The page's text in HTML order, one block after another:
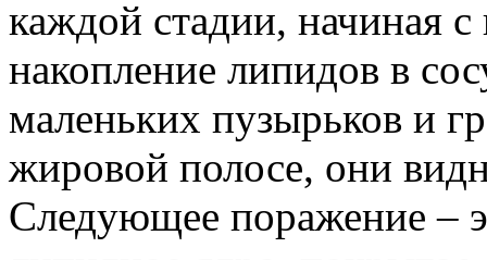
каждой стадии, начиная
накопление липидов в
маленьких пузырьков и
жировой полосе, они
Следующее поражение –